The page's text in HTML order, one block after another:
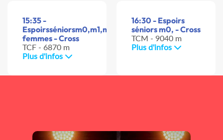
15:35 -
Espoirsséniorsm0,m1,m2
femmes - Cross
TCF - 6870 m
Plus d'infos
16:30 - Espoirs
séniors m0, - Cross
TCM - 9040 m
Plus d'infos